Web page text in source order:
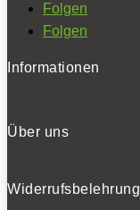
Folgen
Folgen
Informationen
Über uns
Widerrufsbelehrung